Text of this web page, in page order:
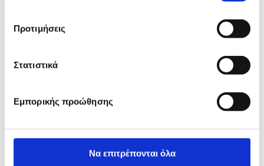
Προτιμήσεις
Στατιστικά
Εμπορικής προώθησης
Να επιτρέπονται όλα